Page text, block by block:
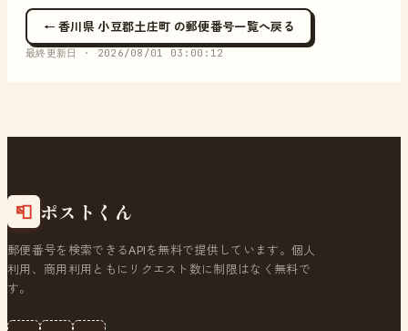
← 香川県 小豆郡土庄町 の郵便番号一覧へ戻る
最終更新日 · 2026/08/01 03:00:12
📮 ポストくん
郵便番号を検索できるAPIを無料で提供しています。個人
利用、商用利用ともにリクエスト数に制限はなく無料で
す。